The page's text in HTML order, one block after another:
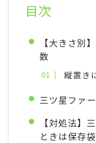
目次
【大きさ別
数
縦置き
三ツ星ファ
【対処法】
ときは保存